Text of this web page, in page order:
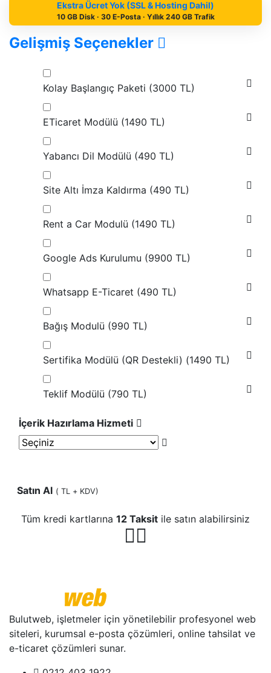
Ekstra Ücret Yok (SSL & Hosting Dahil)
10 GB Disk · 30 E-Posta · Yıllık 240 GB Trafik
Gelişmiş Seçenekler
Kolay Başlangıç Paketi (3000 TL)
ETicaret Modülü (1490 TL)
Yabancı Dil Modülü (490 TL)
Site Altı İmza Kaldırma (490 TL)
Rent a Car Modulü (1490 TL)
Google Ads Kurulumu (9900 TL)
Whatsapp E-Ticaret (490 TL)
Bağış Modulü (990 TL)
Sertifika Modülü (QR Destekli) (1490 TL)
Teklif Modülü (790 TL)
İçerik Hazırlama Hizmeti
Satın Al ( TL + KDV)
Tüm kredi kartlarına 12 Taksit ile satın alabilirsiniz
Bulutweb, işletmeler için yönetilebilir profesyonel web
siteleri, kurumsal e-posta çözümleri, online tahsilat ve
e-ticaret çözümleri sunar.